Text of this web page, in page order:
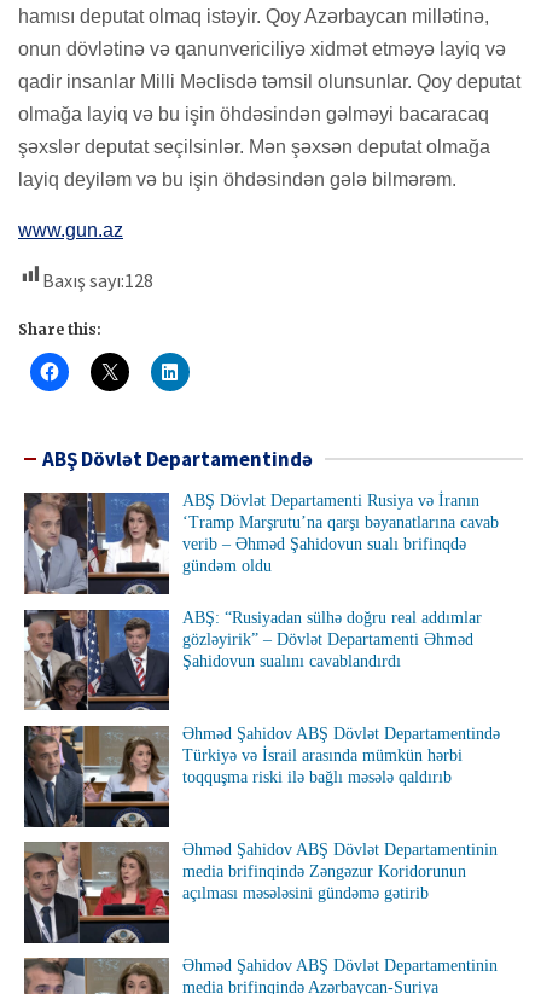
hamısı deputat olmaq istəyir. Qoy Azərbaycan millətinə,
onun dövlətinə və qanunvericiliyə xidmət etməyə layiq və
qadir insanlar Milli Məclisdə təmsil olunsunlar. Qoy deputat
olmağa layiq və bu işin öhdəsindən gəlməyi bacaracaq
şəxslər deputat seçilsinlər. Mən şəxsən deputat olmağa
layiq deyiləm və bu işin öhdəsindən gələ bilmərəm.
www.gun.az
Baxış sayı:128
Share this:
ABŞ Dövlət Departamentində
ABŞ Dövlət Departamenti Rusiya və İranın
‘Tramp Marşrutu’na qarşı bəyanatlarına cavab
verib – Əhməd Şahidovun sualı brifinqdə
gündəm oldu
ABŞ: “Rusiyadan sülhə doğru real addımlar
gözləyirik” – Dövlət Departamenti Əhməd
Şahidovun sualını cavablandırdı
Əhməd Şahidov ABŞ Dövlət Departamentində
Türkiyə və İsrail arasında mümkün hərbi
toqquşma riski ilə bağlı məsələ qaldırıb
Əhməd Şahidov ABŞ Dövlət Departamentinin
media brifinqində Zəngəzur Koridorunun
açılması məsələsini gündəmə gətirib
Əhməd Şahidov ABŞ Dövlət Departamentinin
media brifinqində Azərbaycan-Suriya